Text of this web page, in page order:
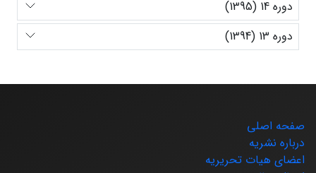
دوره 14 (1395)
دوره 13 (1394)
صفحه اصلی
درباره نشریه
اعضای هیات تحریریه